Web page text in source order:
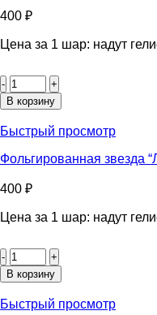
400 ₽
Цена за 1 шар: надут
товара
Фольгированный
"Сиреневый
46см
В корзину
Быстрый просмотр
Фольгированная звезда
400 ₽
Цена за 1 шар: надут
товара
Фольгированная
"Лайм"
В корзину
Быстрый просмотр